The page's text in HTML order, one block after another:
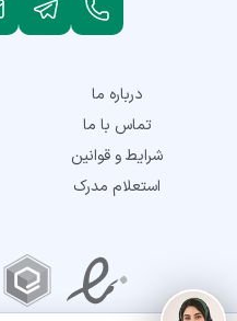
درباره ما
تماس با ما
شرایط و قوانین
استعلام مدرک